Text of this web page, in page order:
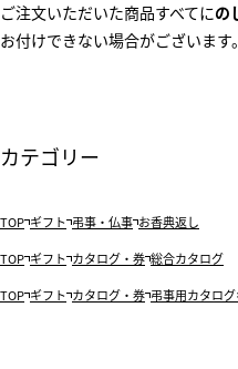
ご注文いただいた商品すべてにの
お付けできない場合がございます
カテゴリー
TOP ギフト 弔事・仏事 お香典返し
TOP ギフト カタログ・券 総合カタログ
TOP ギフト カタログ・券 弔事用カタロ